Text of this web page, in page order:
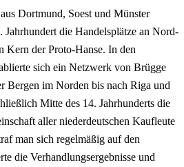
Dortmund, Soest und Münster
Jahrhundert die Handelsplätze an Nord-
Kern der Proto-Hanse. In den
sich ein Netzwerk von Brügge
Bergen im Norden bis nach Riga und
Mitte des 14. Jahrhunderts die
aller niederdeutschen Kaufleute
man sich regelmäßig auf den
die Verhandlungsergebnisse und